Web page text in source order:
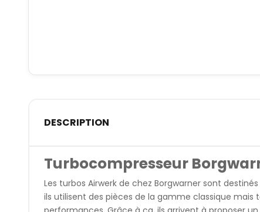
DESCRIPTION
Turbocompresseur
Les turbos Airwerk de chez Borgwarner sont
ils utilisent des pièces de la gamme classique